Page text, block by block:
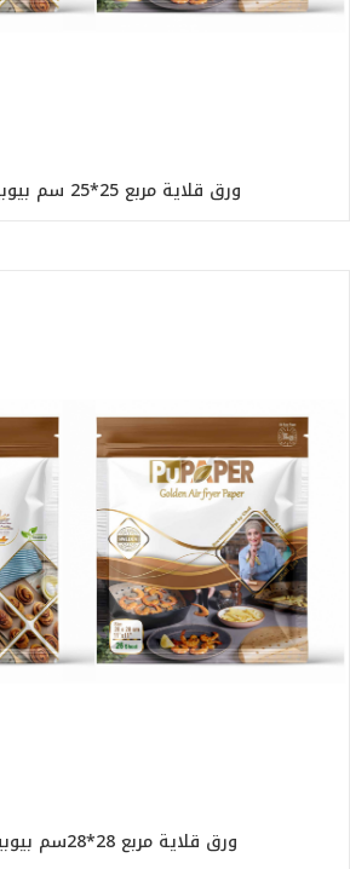
ورق قلاية مربع 25*25 سم بيوبيبر أوروبي.
ورق قلاية مربع 28*28سم بيوبيبر أوروبي.